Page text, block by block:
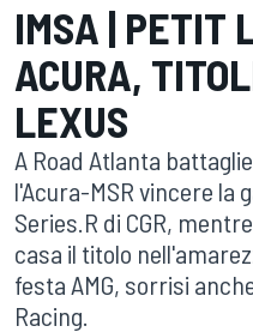
IMSA | PETIT
ACURA,
LEXUS
A Road Atlanta
l'Acura-MSR vincere la
Series.R di CGR,
casa il titolo
festa AMG, sorrisi
Racing.